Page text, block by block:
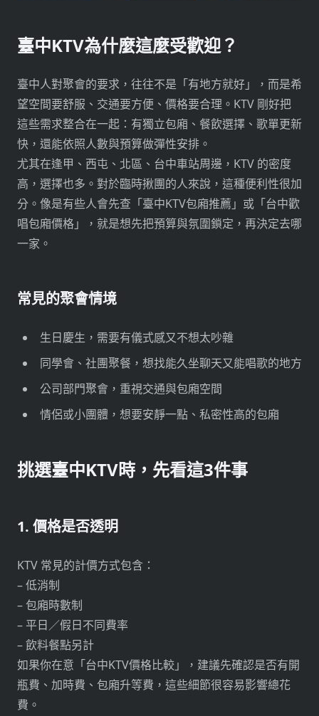
臺中KTV為什麼這麼受歡迎？
臺中人對聚會的要求，往往不是「有地方就好」，而是希
望空間要舒服、交通要方便、價格要合理。KTV 剛好把
這些需求整合在一起：有獨立包廂、餐飲選擇、歌單更新
快，還能依照人數與預算做彈性安排。
尤其在逢甲、西屯、北區、台中車站周邊，KTV 的密度
高，選擇也多。對於臨時揪團的人來說，這種便利性很加
分。像是有些人會先查「臺中KTV包廂推薦」或「台中歡
唱包廂價格」，就是想先把預算與氛圍鎖定，再決定去哪
一家。
常見的聚會情境
生日慶生，需要有儀式感又不想太吵雜
同學會、社團聚餐，想找能久坐聊天又能唱歌的地方
公司部門聚會，重視交通與包廂空間
情侶或小團體，想要安靜一點、私密性高的包廂
挑選臺中KTV時，先看這3件事
1. 價格是否透明
KTV 常見的計價方式包含：
– 低消制
– 包廂時數制
– 平日／假日不同費率
– 飲料餐點另計
如果你在意「台中KTV價格比較」，建議先確認是否有開
瓶費、加時費、包廂升等費，這些細節很容易影響總花
費。